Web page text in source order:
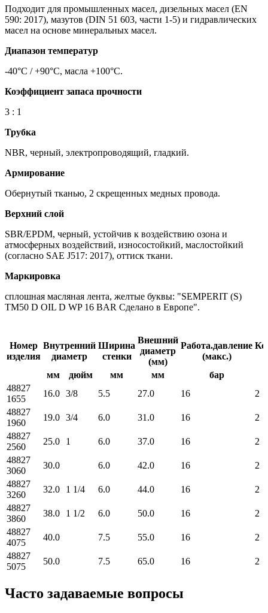
Подходит для промышленных масел, дизельных масел (EN
590: 2017), мазутов (DIN 51 603, части 1-5) и гидравлических
масел на основе минеральных масел.
Диапазон температур
-40°C / +90°C, масла +100°C.
Коэффициент запаса прочности
3 : 1
Трубка
NBR, черный, электропроводящий, гладкий.
Армирование
Обернутый тканью, 2 скрещенных медных провода.
Верхний слой
SBR/EPDM, черный, устойчив к воздействию озона и
атмосферных воздействий, износостойкий, маслостойкий
(согласно SAE J517: 2017), оттиск ткани.
Маркировка
сплошная масляная лента, желтые буквы: "SEMPERIT (S)
TM50 D OIL D WP 16 BAR Сделано в Европе".
Номер
изделия
Внутренний
диаметр
Ширина
стенки
Внешний
диаметр
(мм)
Работа.давление
(макс.)
мм
дюйм мм мм
бар
48827
1655
16.0 3/8 5.5 27.0 16
2
48827
1960
19.0 3/4 6.0 31.0 16
2
48827
2560
25.0 1 6.0 37.0 16
2
48827
3060
30.0 6.0 42.0 16
2
48827
3260
32.0 1 1/4 6.0 44.0 16
2
48827
3860
38.0 1 1/2 6.0 50.0 16
2
48827
4075
40.0 7.5 55.0 16
2
48827
5075
50.0 7.5 65.0 16 2
Часто задаваемые вопросы